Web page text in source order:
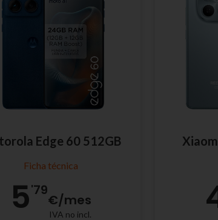
Edge 60 512GB
Ficha técnica
5'79
€/mes
IVA no incl.